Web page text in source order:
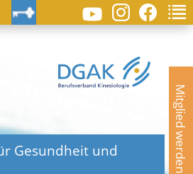
Mitglied werden
Gesundheit und